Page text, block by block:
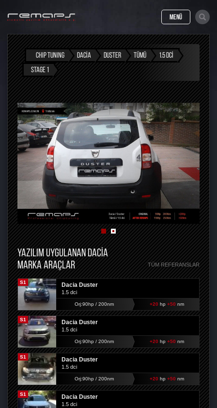
MENÜ
CHIP TUNING DACIA DUSTER TÜMÜ
1.5 DCI
STAGE 1
YAZILIM UYGULANAN DACIA
MARKA ARAÇLAR
TÜM REFERANSLAR
S1 Dacia Duster
1.5 dci
Orj:90hp / 200nm +20 hp +50 nm
S1 Dacia Duster
1.5 dci
Orj:90hp / 200nm +20 hp +50 nm
S1 Dacia Duster
1.5 dci
Orj:90hp / 200nm +20 hp +50 nm
S1 Dacia Duster
1.5 dci